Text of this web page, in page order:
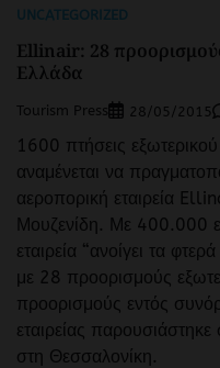
UNCATEGORIZED
Ellinair: 28
Ελλάδα
Tourism Press 28/05/2015
1600 πτήσεις
αναμένεται να
αεροπορική εταιρεία
Μουζενίδη. Με 400.000
εταιρεία “ανοίγει τα
με 28 προορισμούς
προορισμούς εντός
εταιρείας
στη Θεσσαλονίκη.